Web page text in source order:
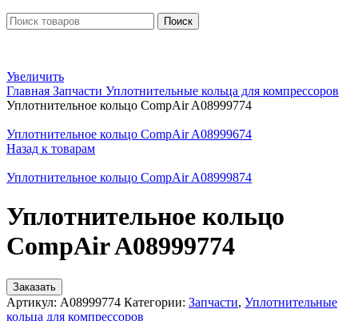
Поиск
Увеличить
Главная Запчасти Уплотнительные кольца для компрессоров
Уплотнительное кольцо CompAir A08999774
Уплотнительное кольцо CompAir A08999674
Назад к товарам
Уплотнительное кольцо CompAir A08999874
Уплотнительное кольцо
CompAir A08999774
Заказать
Артикул: A08999774 Категории: Запчасти, Уплотнительные
кольца для компрессоров